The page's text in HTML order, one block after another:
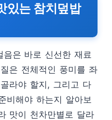
있는 참치덮밥
음은 바로 신선한 재료
은 전체적인 풍미를 좌
라야 할지, 그리고 다
비해야 하는지 알아보
맛이 천차만별로 달라